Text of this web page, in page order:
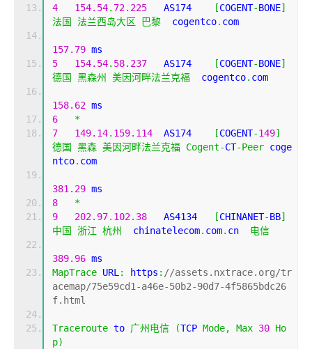
4
154.54. 72.225
   AS174
[COGENT-BONE]
法国
法兰西岛大区 巴黎
  cogentco
. com
157.79 ms
5
154.54. 58.237
   AS174
[COGENT-BONE]
德国
黑森州 美因河畔法兰克福
  cogentco
. com
158.62 ms
6
*
7
149.14. 159.114
  AS174
[COGENT-149]
德国
黑森 美因河畔法兰克福 Cogent-CT-Peer coge
ntco. com
381.29 ms
8
*
9
202.97. 102.38
   AS4134
[CHINANET-BB]
中国
浙江 杭州
  chinatelecom
. com. cn 电信
389.96 ms
MapTrace URL : https : //assets.nxtrace.org/tr
acemap/75e59cd1-a46e-50b2-90d7-4f5865bdc26
f.html
Traceroute to 广州电信 (TCP Mode, Max 30 Ho
p)